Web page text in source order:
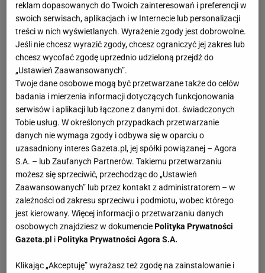
reklam dopasowanych do Twoich zainteresowań i preferencji w
swoich serwisach, aplikacjach i w Internecie lub personalizacji
treści w nich wyświetlanych. Wyrażenie zgody jest dobrowolne.
Jeśli nie chcesz wyrazić zgody, chcesz ograniczyć jej zakres lub
chcesz wycofać zgodę uprzednio udzieloną przejdź do
„Ustawień Zaawansowanych”.
Twoje dane osobowe mogą być przetwarzane także do celów
badania i mierzenia informacji dotyczących funkcjonowania
serwisów i aplikacji lub łączone z danymi dot. świadczonych
Tobie usług. W określonych przypadkach przetwarzanie
danych nie wymaga zgody i odbywa się w oparciu o
uzasadniony interes Gazeta.pl, jej spółki powiązanej – Agora
S.A. – lub Zaufanych Partnerów. Takiemu przetwarzaniu
możesz się sprzeciwić, przechodząc do „Ustawień
Zaawansowanych” lub przez kontakt z administratorem – w
zależności od zakresu sprzeciwu i podmiotu, wobec którego
jest kierowany. Więcej informacji o przetwarzaniu danych
osobowych znajdziesz w dokumenciePolityka Prywatności
Gazeta.pl iPolityka Prywatności Agora S.A.
Klikając „Akceptuję” wyrażasz też zgodę na zainstalowanie i